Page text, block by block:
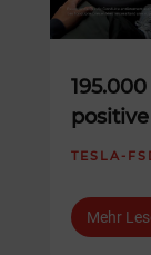
TESLA-
Mehr